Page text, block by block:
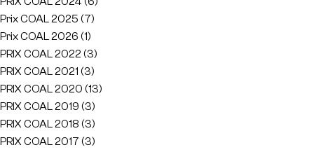
Prix COAL 2025 (7)
Prix COAL 2026 (1)
PRIX COAL 2022 (3)
PRIX COAL 2021 (3)
PRIX COAL 2020 (13)
PRIX COAL 2019 (3)
PRIX COAL 2018 (3)
PRIX COAL 2017 (3)